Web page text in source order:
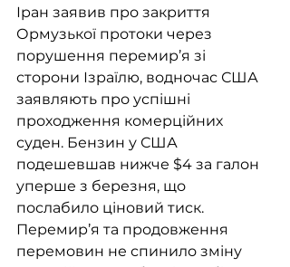
Іран заявив про закриття
Ормузької протоки через
порушення перемир’я зі
сторони Ізраїлю, водночас США
заявляють про успішні
проходження комерційних
суден. Бензин у США
подешевшав нижче $4 за галон
уперше з березня, що
послабило ціновий тиск.
Перемир’я та продовження
перемовин не спинило зміну